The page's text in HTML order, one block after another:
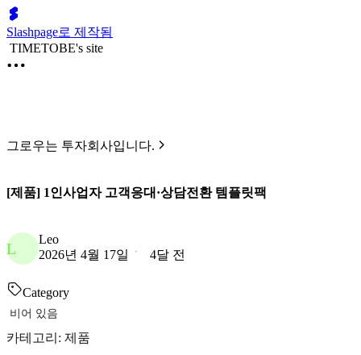
Slashpage로 제작됨
TIMETOBE's site
그로우는 투자회사입니다.
[제품] 1인사업자 고객응대·상담전환 템플릿팩
L
Leo
2026년 4월 17일
4달 전
Category
비어 있음
카테고리: 제품